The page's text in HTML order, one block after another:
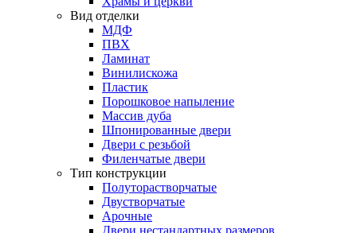
Вид отделки
МДФ
ПВХ
Ламинат
Винилискожа
Пластик
Порошковое напыление
Массив дуба
Шпонированные двери
Двери с резьбой
Филенчатые двери
Тип конструкции
Полуторастворчатые
Двустворчатые
Арочные